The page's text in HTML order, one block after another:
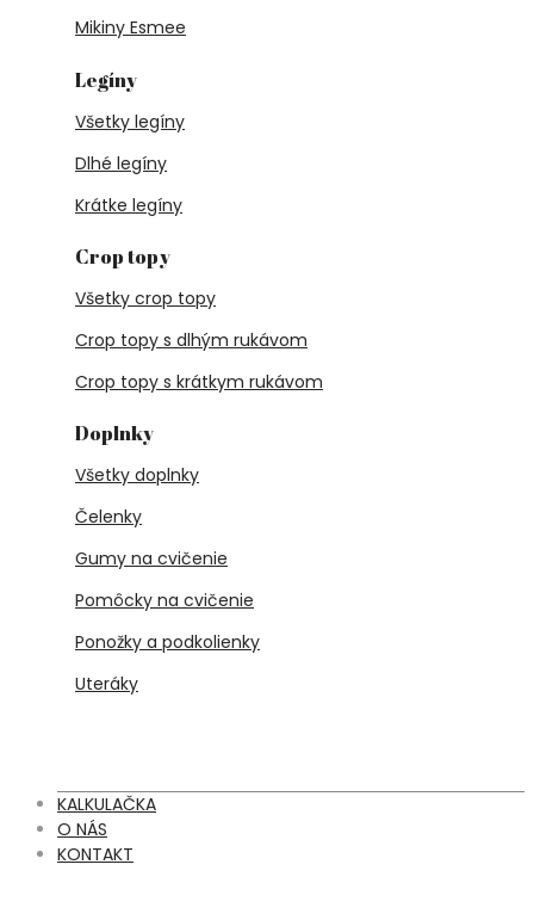
Mikiny Esmee
Legíny
Všetky legíny
Dlhé legíny
Krátke legíny
Crop topy
Všetky crop topy
Crop topy s dlhým rukávom
Crop topy s krátkym rukávom
Doplnky
Všetky doplnky
Čelenky
Gumy na cvičenie
Pomôcky na cvičenie
Ponožky a podkolienky
Uteráky
KALKULAČKA
O NÁS
KONTAKT